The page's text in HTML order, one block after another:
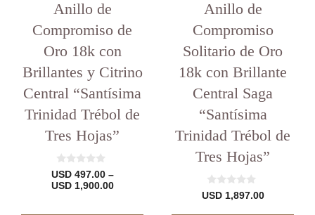
Anillo de
Compromiso de
Oro 18k con
Brillantes y Citrino
Central “Santísima
Trinidad Trébol de
Tres Hojas”
0
d
e
USD497.00 –
USD1,900.00Rango
página
producto
Anillo de
Compromiso
Solitario de Oro
18k con Brillante
Central Saga
“Santísima
Trinidad Trébol de
Tres Hojas”
0
d
USD1,897.00